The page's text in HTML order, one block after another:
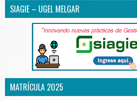
SIAGIE – UGEL MELGAR
MATRÍCULA 2025